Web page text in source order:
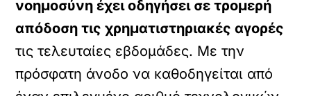
νοημοσύνη έχει οδηγήσει σε τρομερή
απόδοση τις χρηματιστηριακές αγορές
τις τελευταίες εβδομάδες. Με την
πρόσφατη άνοδο να καθοδηγείται από